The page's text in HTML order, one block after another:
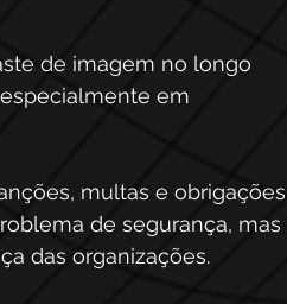
de imagem no longo
em
multas e obrigações
de segurança, mas
das organizações.